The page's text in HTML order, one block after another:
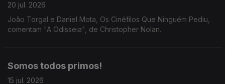
20 jul. 2026
João Torgal e Daniel Mota, Os Cinéfilos Que Ninguém Pediu,
comentam "A Odisseia", de Christopher Nolan.
Somos todos primos!
15 jul. 2026